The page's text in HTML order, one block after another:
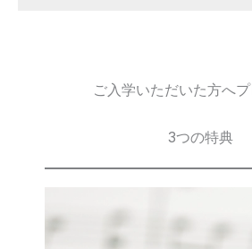
ご入学いただいた方へ
3つの特典